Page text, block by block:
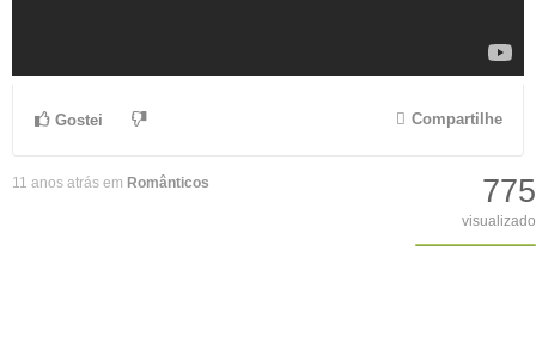
Gostei Compartilhe
11 anos atrás em Românticos 775
visualizado